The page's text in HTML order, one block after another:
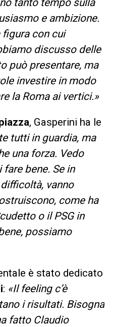
tanto tempo sulla
e ambizione.
figura con cui
discusso delle
può presentare, ma
investire in modo
la Roma ai vertici.»
, Gasperini ha le
tutti in guardia, ma
una forza. Vedo
bene. Se in
vanno
come ha
o il PSG in
possiamo
è stato dedicato
: «Il feeling c’è
i risultati. Bisogna
fatto Claudio